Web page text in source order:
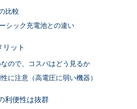
比較
シック充電池との違い
リット
ので、コスパはどう見るか
に注意（高電圧に弱い機器）
利便性は抜群